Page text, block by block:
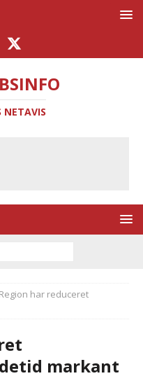
NETAVIS
Region har reduceret
markant